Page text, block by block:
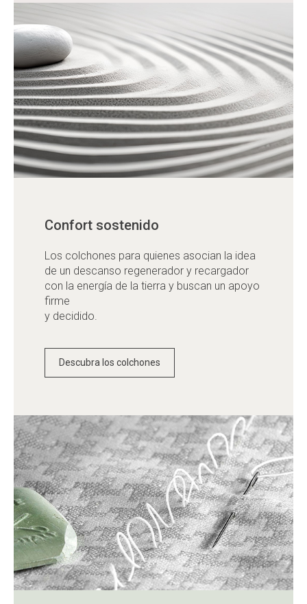
Confort sostenido
Los colchones para quienes asocian la idea
de un descanso regenerador y recargador
con la energía de la tierra y buscan un apoyo
firme
y decidido.
Descubra los colchones